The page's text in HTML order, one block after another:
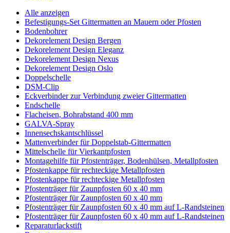
Alle anzeigen
Befestigungs-Set Gittermatten an Mauern oder Pfosten
Bodenbohrer
Dekorelement Design Bergen
Dekorelement Design Eleganz
Dekorelement Design Nexus
Dekorelement Design Oslo
Doppelschelle
DSM-Clip
Eckverbinder zur Verbindung zweier Gittermatten
Endschelle
Flacheisen, Bohrabstand 400 mm
GALVA-Spray
Innensechskantschlüssel
Mattenverbinder für Doppelstab-Gittermatten
Mittelschelle für Vierkantpfosten
Montagehilfe für Pfostenträger, Bodenhülsen, Metallpfosten
Pfostenkappe für rechteckige Metallpfosten
Pfostenkappe für rechteckige Metallpfosten
Pfostenträger für Zaunpfosten 60 x 40 mm
Pfostenträger für Zaunpfosten 60 x 40 mm
Pfostenträger für Zaunpfosten 60 x 40 mm auf L-Randsteinen
Pfostenträger für Zaunpfosten 60 x 40 mm auf L-Randsteinen
Reparaturlackstift